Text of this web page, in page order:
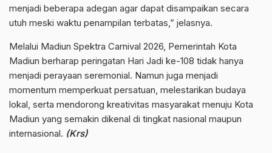
menjadi beberapa adegan agar dapat disampaikan secara
utuh meski waktu penampilan terbatas,” jelasnya.
Melalui Madiun Spektra Carnival 2026, Pemerintah Kota
Madiun berharap peringatan Hari Jadi ke-108 tidak hanya
menjadi perayaan seremonial. Namun juga menjadi
momentum memperkuat persatuan, melestarikan budaya
lokal, serta mendorong kreativitas masyarakat menuju Kota
Madiun yang semakin dikenal di tingkat nasional maupun
internasional. (Krs)